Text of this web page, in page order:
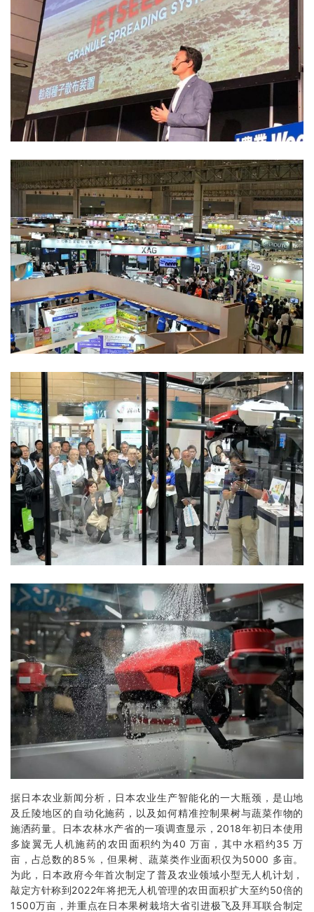
据日本农业新闻分析，日本农业生产智能化的一大瓶颈，是山地
及丘陵地区的自动化施药，以及如何精准控制果树与蔬菜作物的
施洒药量。日本农林水产省的一项调查显示，2018年初日本使用
多旋翼无人机施药的农田面积约为40 万亩，其中水稻约35 万
亩，占总数的85％，但果树、蔬菜类作业面积仅为5000 多亩。
为此，日本政府今年首次制定了普及农业领域小型无人机计划，
敲定方针称到2022年将把无人机管理的农田面积扩大至约50倍的
1500万亩，并重点在日本果树栽培大省引进极飞及拜耳联合制定